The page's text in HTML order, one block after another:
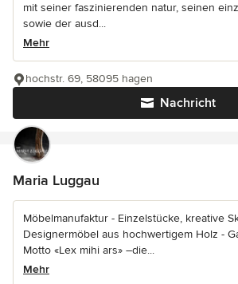
mit seiner faszinierenden natur, seinen
sowie der ausd...
Mehr
Nachricht
hochstr. 69, 58095 hagen
Maria Luggau
Möbelmanufaktur - Einzelstücke, kreative
Designermöbel aus hochwertigem Holz -
Motto «Lex mihi ars» –die...
Mehr